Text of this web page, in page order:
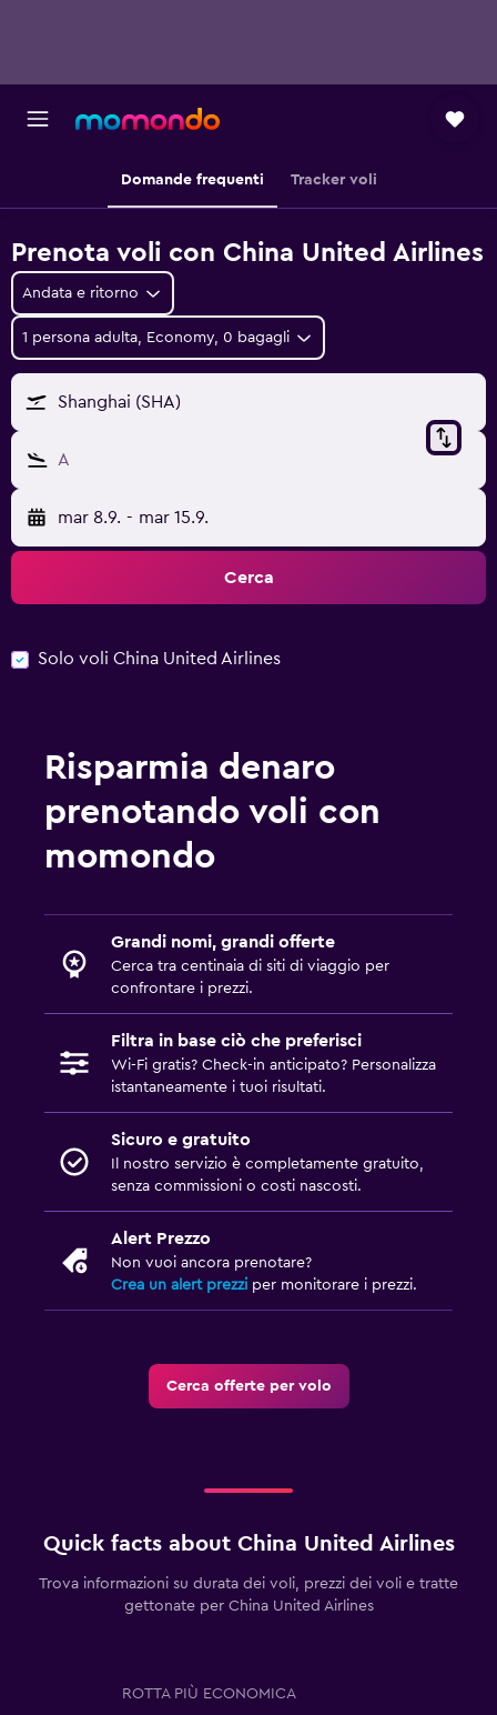
Domande frequenti Tracker voli
Prenota voli con China United Airlines
Andata e ritorno
1 persona adulta, Economy, 0 bagagli
Shanghai (SHA)
A
mar 8.9. - mar 15.9.
Cerca
Solo voli China United Airlines
Risparmia denaro
prenotando voli con
momondo
Grandi nomi, grandi offerte
Cerca tra centinaia di siti di viaggio per
confrontare i prezzi.
Filtra in base ciò che preferisci
Wi-Fi gratis? Check-in anticipato? Personalizza
istantaneamente i tuoi risultati.
Sicuro e gratuito
Il nostro servizio è completamente gratuito,
senza commissioni o costi nascosti.
Alert Prezzo
Non vuoi ancora prenotare?
Crea un alert prezzi per monitorare i prezzi.
Cerca offerte per volo
Quick facts about China United Airlines
Trova informazioni su durata dei voli, prezzi dei voli e tratte
gettonate per China United Airlines
ROTTA PIÙ ECONOMICA